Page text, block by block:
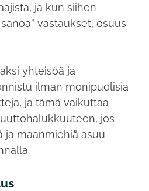
ja kun siihen
vastaukset, osuus
yhteisöä ja
ilman monipuolisia
ja tämä vaikuttaa
jos
ja maanmiehiä asuu